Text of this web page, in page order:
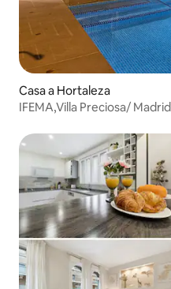
Casa a Hortaleza
IFEMA,Villa Preciosa/